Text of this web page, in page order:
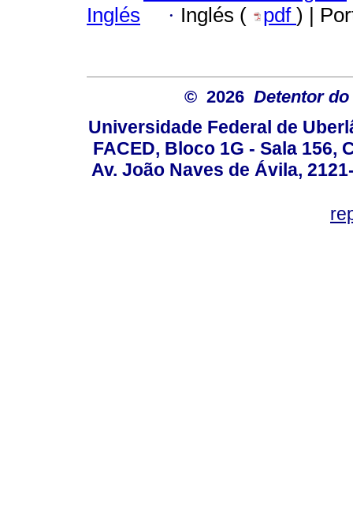
Inglés
· Inglés ( pdf ) |
© 2026 Detentor
Universidade Federal de
FACED, Bloco 1G - Sala 156,
Av. João Naves de Ávila,